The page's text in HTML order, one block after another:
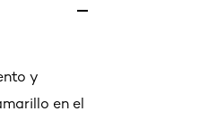
y
en el